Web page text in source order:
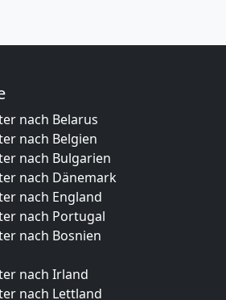
nach Belarus
nach Belgien
nach Bulgarien
nach Dänemark
nach England
nach Portugal
nach Bosnien
nach Irland
nach Lettland